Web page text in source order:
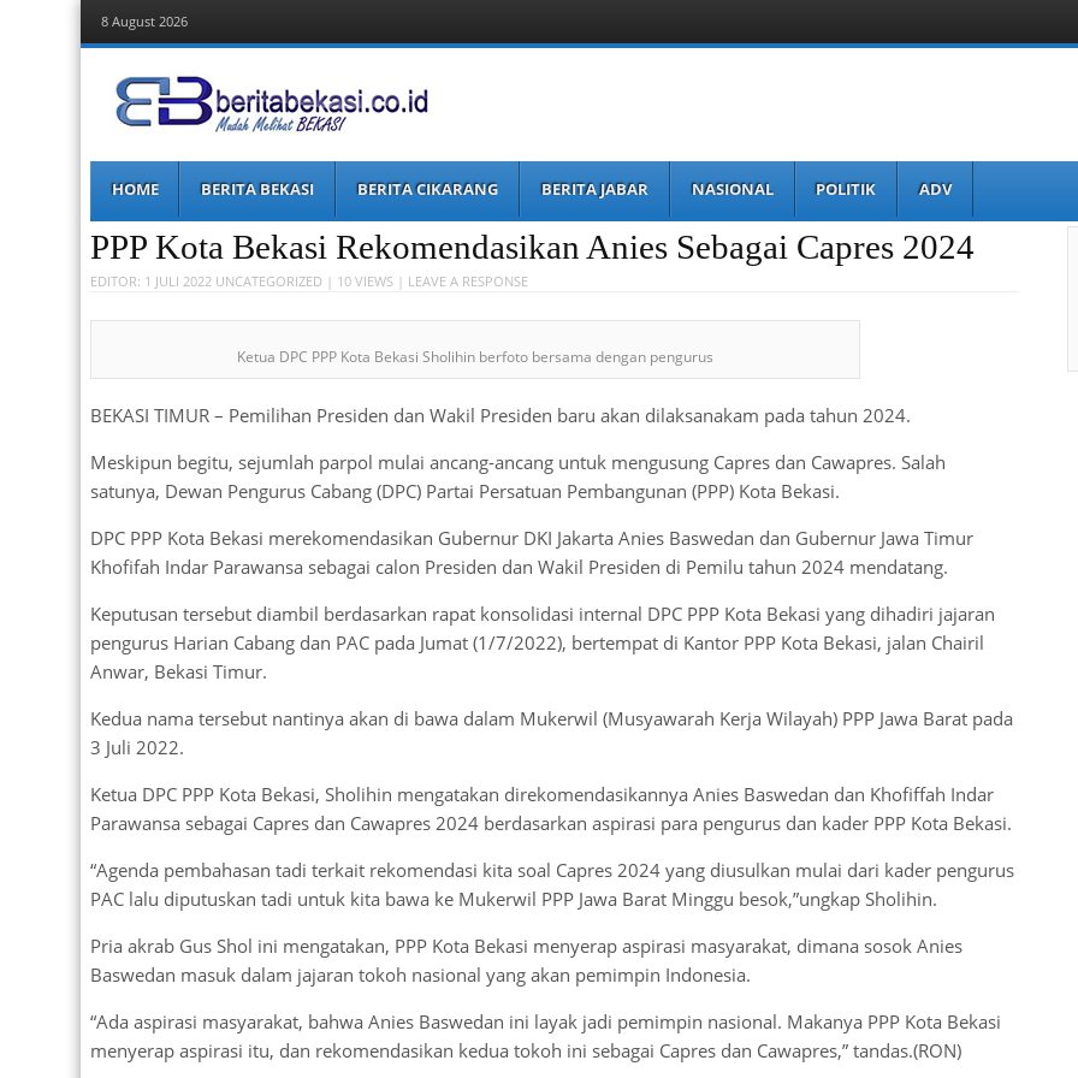
8 August 2026
Berita Bekasi
Mudah Melihat Bekasi
Menu
content
HOME BERITA BEKASI BERITA CIKARANG BERITA JABAR NASIONAL POLITIK ADV
PPP Kota Bekasi Rekomendasikan Anies Sebagai Capres 2024
EDITOR: 1 JULI 2022 UNCATEGORIZED | 10 VIEWS | LEAVE A RESPONSE
Ketua DPC PPP Kota Bekasi Sholihin berfoto bersama dengan pengurus
BEKASI TIMUR – Pemilihan Presiden dan Wakil Presiden baru akan dilaksanakam pada tahun 2024.
Meskipun begitu, sejumlah parpol mulai ancang-ancang untuk mengusung Capres dan Cawapres. Salah
satunya, Dewan Pengurus Cabang (DPC) Partai Persatuan Pembangunan (PPP) Kota Bekasi.
DPC PPP Kota Bekasi merekomendasikan Gubernur DKI Jakarta Anies Baswedan dan Gubernur Jawa Timur
Khofifah Indar Parawansa sebagai calon Presiden dan Wakil Presiden di Pemilu tahun 2024 mendatang.
Keputusan tersebut diambil berdasarkan rapat konsolidasi internal DPC PPP Kota Bekasi yang dihadiri jajaran
pengurus Harian Cabang dan PAC pada Jumat (1/7/2022), bertempat di Kantor PPP Kota Bekasi, jalan Chairil
Anwar, Bekasi Timur.
Kedua nama tersebut nantinya akan di bawa dalam Mukerwil (Musyawarah Kerja Wilayah) PPP Jawa Barat pada
3 Juli 2022.
Ketua DPC PPP Kota Bekasi, Sholihin mengatakan direkomendasikannya Anies Baswedan dan Khofiffah Indar
Parawansa sebagai Capres dan Cawapres 2024 berdasarkan aspirasi para pengurus dan kader PPP Kota Bekasi.
“Agenda pembahasan tadi terkait rekomendasi kita soal Capres 2024 yang diusulkan mulai dari kader pengurus
PAC lalu diputuskan tadi untuk kita bawa ke Mukerwil PPP Jawa Barat Minggu besok,”ungkap Sholihin.
Pria akrab Gus Shol ini mengatakan, PPP Kota Bekasi menyerap aspirasi masyarakat, dimana sosok Anies
Baswedan masuk dalam jajaran tokoh nasional yang akan pemimpin Indonesia.
“Ada aspirasi masyarakat, bahwa Anies Baswedan ini layak jadi pemimpin nasional. Makanya PPP Kota Bekasi
menyerap aspirasi itu, dan rekomendasikan kedua tokoh ini sebagai Capres dan Cawapres,” tandas.(RON)